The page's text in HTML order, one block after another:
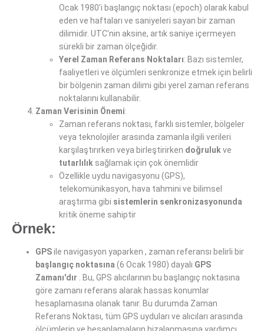
Ocak 1980'i başlangıç ​​noktası (epoch) olarak kabul
eden ve haftaları ve saniyeleri sayan bir zaman
dilimidir. UTC'nin aksine, artık saniye içermeyen
sürekli bir zaman ölçeğidir.
Yerel Zaman Referans Noktaları: Bazı sistemler,
faaliyetleri ve ölçümleri senkronize etmek için belirli
bir bölgenin zaman dilimi gibi yerel zaman referans
noktalarını kullanabilir.
Zaman Verisinin Önemi:
Zaman referans noktası, farklı sistemler, bölgeler
veya teknolojiler arasında zamanla ilgili verileri
karşılaştırırken veya birleştirirken doğrulukve
tutarlılık sağlamak için çok önemlidir
Özellikle uydu navigasyonu (GPS),
telekomünikasyon, hava tahmini ve bilimsel
araştırma gibi sistemlerin senkronizasyonunda
kritik öneme sahiptir
Örnek:
GPSile navigasyon yaparken , zaman referansı belirli bir
başlangıç ​​noktasına (6 Ocak 1980) dayalı GPS
Zamanı'dır . Bu, GPS alıcılarının bu başlangıç ​​noktasına
göre zamanı referans alarak hassas konumlar
hesaplamasına olanak tanır. Bu durumda Zaman
Referans Noktası, tüm GPS uyduları ve alıcıları arasında